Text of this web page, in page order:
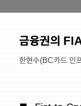
금융권의
한현수(BC카드 인